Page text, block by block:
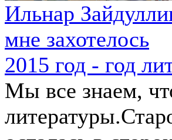
Ильнар
мне захотелось
2015 год - год
Мы все знаем,